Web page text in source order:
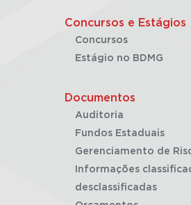
Concursos e Estágios
Concursos
Estágio no BDMG
Documentos
Auditoria
Fundos Estaduais
Gerenciamento de
Informações
desclassificadas